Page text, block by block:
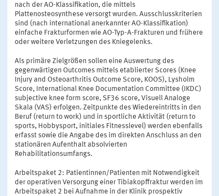
nach der AO-Klassifikation, die mittels
Plattenosteosynthese versorgt wurden. Ausschlusskriterien
sind (nach international anerkannter AO-Klassifikation)
einfache Frakturformen wie AO-Typ-A-Frakturen und frühere
oder weitere Verletzungen des Kniegelenks.
Als primäre Zielgrößen sollen eine Auswertung des
gegenwärtigen Outcomes mittels etablierter Scores (Knee
Injury and Osteoarthritis Outcome Score, KOOS), Lysholm
Score, International Knee Documentation Committee (IKDC)
subjective knee form score, SF36 score, Visuell Analoge
Skala (VAS) erfolgen. Zeitpunkte des Wiedereintritts in den
Beruf (return to work) und in sportliche Aktivität (return to
sports, Hobbysport, initiales Fitnesslevel) werden ebenfalls
erfasst sowie die Angabe des im direkten Anschluss an den
stationären Aufenthalt absolvierten
Rehabilitationsumfangs.
Arbeitspaket 2: Patientinnen/Patienten mit Notwendigkeit
der operativen Versorgung einer Tibiakopffraktur werden im
Arbeitspaket 2 bei Aufnahme in der Klinik prospektiv